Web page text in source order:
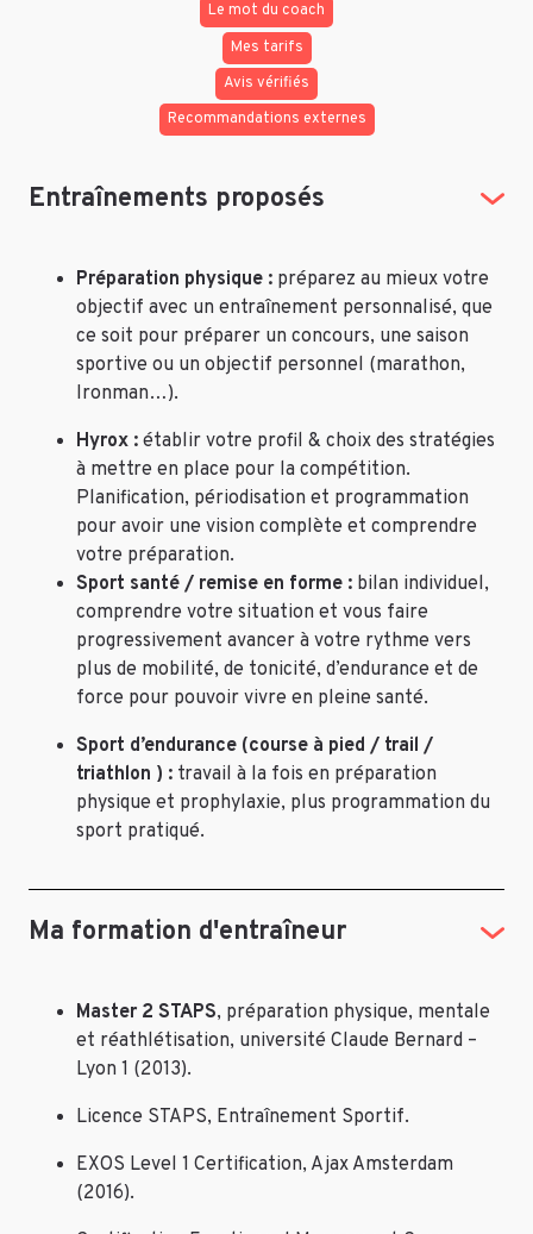
Le mot du coach
Mes tarifs
Avis vérifiés
Recommandations externes
Entraînements proposés
Préparation physique : préparez au mieux votre
objectif avec un entraînement personnalisé, que
ce soit pour préparer un concours, une saison
sportive ou un objectif personnel (marathon,
Ironman…).
Hyrox : établir votre profil & choix des stratégies
à mettre en place pour la compétition.
Planification, périodisation et programmation
pour avoir une vision complète et comprendre
votre préparation.
Sport santé / remise en forme : bilan individuel,
comprendre votre situation et vous faire
progressivement avancer à votre rythme vers
plus de mobilité, de tonicité, d’endurance et de
force pour pouvoir vivre en pleine santé.
Sport d’endurance (course à pied / trail /
triathlon ) : travail à la fois en préparation
physique et prophylaxie, plus programmation du
sport pratiqué.
Ma formation d'entraîneur
Master 2 STAPS, préparation physique, mentale
et réathlétisation, université Claude Bernard –
Lyon 1 (2013).
Licence STAPS, Entraînement Sportif.
EXOS Level 1 Certification, Ajax Amsterdam
(2016).